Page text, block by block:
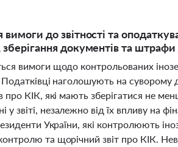
до звітності та
документів та
вимоги щодо контрольованих
наголошують на суворому
про КІК, які мають зберігатися не
звіті, незалежно від їх впливу на
України, які контролюють
та щорічний звіт про КІК.